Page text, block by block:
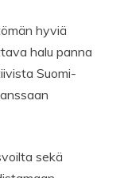
hyviä
halu panna
Suomi-
sekä